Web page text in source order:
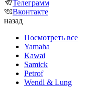
Телеграмм
Вконтакте
назад
Посмотреть все
Yamaha
Kawai
Samick
Petrof
Wendl & Lung